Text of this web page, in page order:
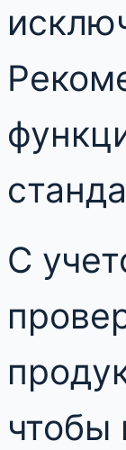
С
чтобы